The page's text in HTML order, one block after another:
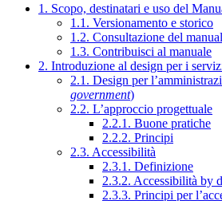
1. Scopo, destinatari e uso del
1.1. Versionamento e storico
1.2. Consultazione del
1.3. Contribuisci al manuale
2. Introduzione al design per i
2.1. Design per
government)
2.2. L’approccio progettuale
2.2.1. Buone pratiche
2.2.2. Principi
2.3. Accessibilità
2.3.1. Definizione
2.3.2. Accessibilità by
2.3.3. Principi per